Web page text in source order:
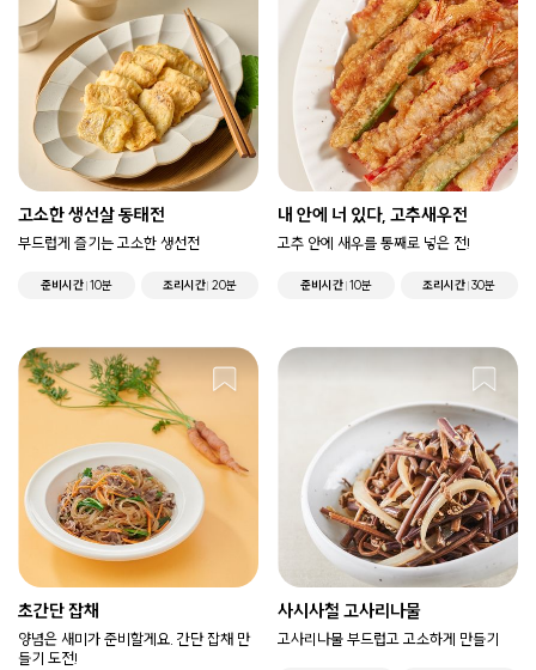
고소한 생선살 동태전
부드럽게 즐기는 고소한 생선전
준비시간 10분 조리시간 20분
내 안에 너 있다, 고추새우전
고추 안에 새우를 통째로 넣은 전!
준비시간 10분 조리시간 30분
초간단 잡채
양념은 새미가 준비할게요. 간단 잡채 만
들기 도전!
사시사철 고사리나물
고사리나물 부드럽고 고소하게 만들기